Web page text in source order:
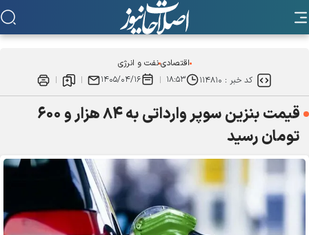
اقتصادینفت و انرژی
کد خبر : ۱۱۴۸۱۰ ۱۸:۵۳ ۱۴۰۵/۰۴/۱۶
قیمت بنزین سوپر وارداتی به ۸۴ هزار و ۶۰۰
تومان رسید